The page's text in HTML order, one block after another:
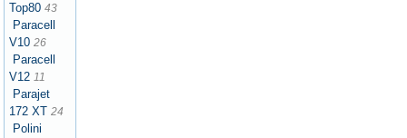
Top80 43
Paracell
V10 26
Paracell
V12 11
Parajet
172 XT 24
Polini